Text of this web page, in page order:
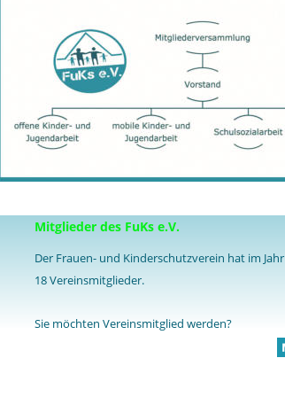
Mitglieder des FuKs e.V.
Der Frauen- und Kinderschutzverein hat im
18 Vereinsmitglieder.
Sie möchten Vereinsmitglied werden?